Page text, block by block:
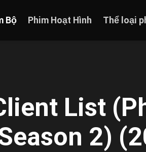
Bộ Phim Hoạt Hình Thể loại
List
2)